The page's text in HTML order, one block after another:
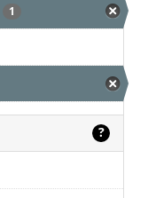
1
?